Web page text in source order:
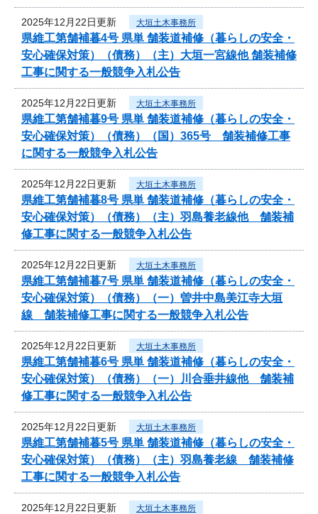
2025年12月22日更新 大垣土木事務所
県維工第舗補暮4号 県単 舗装道補修（暮らしの安全・
安心確保対策）（債務）（主）大垣一宮線他 舗装補修
工事に関する一般競争入札公告
2025年12月22日更新 大垣土木事務所
県維工第舗補暮9号 県単 舗装道補修（暮らしの安全・
安心確保対策）（債務）（国）365号 舗装補修工事
に関する一般競争入札公告
2025年12月22日更新 大垣土木事務所
県維工第舗補暮8号 県単 舗装道補修（暮らしの安全・
安心確保対策）（債務）（主）羽島養老線他 舗装補
修工事に関する一般競争入札公告
2025年12月22日更新 大垣土木事務所
県維工第舗補暮7号 県単 舗装道補修（暮らしの安全・
安心確保対策）（債務）（一）曽井中島美江寺大垣
線 舗装補修工事に関する一般競争入札公告
2025年12月22日更新 大垣土木事務所
県維工第舗補暮6号 県単 舗装道補修（暮らしの安全・
安心確保対策）（債務）（一）川合垂井線他 舗装補
修工事に関する一般競争入札公告
2025年12月22日更新 大垣土木事務所
県維工第舗補暮5号 県単 舗装道補修（暮らしの安全・
安心確保対策）（債務）（主）羽島養老線 舗装補修
工事に関する一般競争入札公告
2025年12月22日更新 大垣土木事務所